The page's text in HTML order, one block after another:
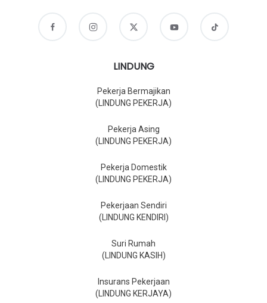
LINDUNG
Pekerja Bermajikan
(LINDUNG PEKERJA)
Pekerja Asing
(LINDUNG PEKERJA)
Pekerja Domestik
(LINDUNG PEKERJA)
Pekerjaan Sendiri
(LINDUNG KENDIRI)
Suri Rumah
(LINDUNG KASIH)
Insurans Pekerjaan
(LINDUNG KERJAYA)